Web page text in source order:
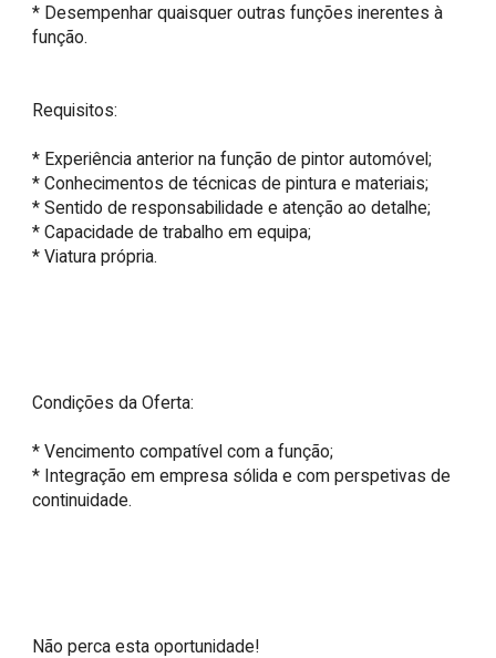
* Desempenhar quaisquer outras funções inerentes à
função.
Requisitos:
* Experiência anterior na função de pintor automóvel;
* Conhecimentos de técnicas de pintura e materiais;
* Sentido de responsabilidade e atenção ao detalhe;
* Capacidade de trabalho em equipa;
* Viatura própria.
Condições da Oferta:
* Vencimento compatível com a função;
* Integração em empresa sólida e com perspetivas de
continuidade.
Não perca esta oportunidade!